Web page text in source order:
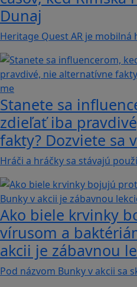
Dunaj
Heritage Quest AR je
Stanete sa
zdieľať iba
fakty? Dozviete sa
Hráči a hráčky sa stávajú
Ako biele krvinky
vírusom a
akcii je zábavnou
Pod názvom Bunky v akcii sa